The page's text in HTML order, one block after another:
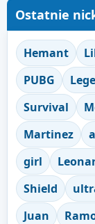
Ostatnie
Hemant
PUBG
Survival
Martinez
girl
Shield
Juan